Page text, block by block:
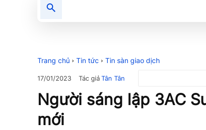
Trang chủ Tin tức Tin sàn giao dịch
17/01/2023 Tác giảTân Tân
Người sáng lập 3AC
mới